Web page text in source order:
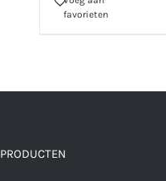
Deze
favorieten
PRODUCTEN